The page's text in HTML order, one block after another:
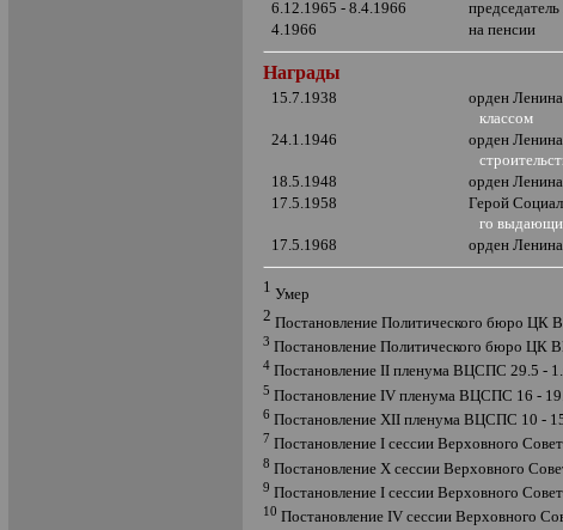
6.12.1965 - 8.4.1966
4.1966
на пенсии
Награды
15.7.1938 орден
классом
24.1.1946
орден
18.5.1948
орден
17.5.1958
Герой
го
17.5.1968
орден Ленина
1 Умер
2 Постановление Политического бюро ЦК
3 Постановление Политического бюро ЦК
4 ПостановлениеIIпленума ВЦСПС 29.5 -
5 ПостановлениеIVпленума ВЦСПС 16 -
6 Постановление XII пленума ВЦСПС 10 -
7 ПостановлениеI сессии Верховного
8 Постановление X сессии Верховного
9 ПостановлениеI сессии Верховного
10 ПостановлениеIV сессии Верховного